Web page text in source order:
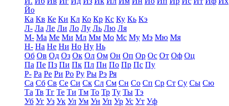
Йо
Ка Кв Ке Ки Кл Ко Кр Кс Ку Кь Кэ
Л- Ла Ле Ли Ло Лу Ль Лю Ля
М- Ма Ме Ми Мл Мм Мо Мс Му Мэ Мю Мя
Н- На Не Ни Но Ну Нь
Об Ов Од Оз Ок Ол Ом Он Оп Ор Ос От Оф Оц
Па Пе Пз Пи Пк Пл Пн По Пр Пс Пу
Р- Ра Ре Ри Ро Ру Ры Рэ Ря
Са Сб Св Се Си Ск Сл См Сн Со Сп Ср Ст Су Сы Сю
Та Тв Тг Те Ти Тм То Тр Ту Ты Тэ
Уб Уг Уз Ук Ул Ум Ун Уп Ур Ус Ут Уф